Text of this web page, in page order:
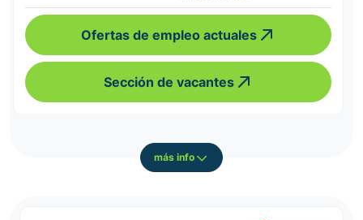
Ofertas de empleo actuales
Sección de vacantes
más info